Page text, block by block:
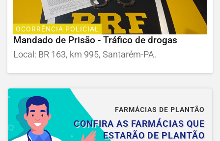
OCORRÊNCIA POLICIAL
Mandado de Prisão - Tráfico de drogas
Local: BR 163, km 995, Santarém-PA.
FARMÁCIAS DE PLANTÃO
CONFIRA AS FARMÁCIAS QUE
ESTARÃO DE PLANTÃO